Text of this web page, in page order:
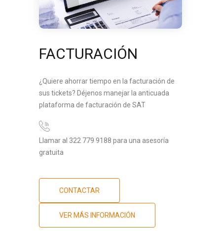
FACTURACIÓN
¿Quiere ahorrar tiempo en la facturación de
sus tickets? Déjenos manejar la anticuada
plataforma de facturación de SAT
Llamar al 322 779 9188 para una asesoría
gratuita
CONTACTAR
VER MÁS INFORMACIÓN